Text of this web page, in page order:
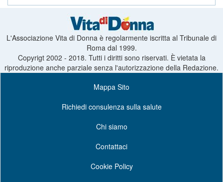
L'Associazione Vita di Donna è regolarmente iscritta al Tribunale di
Roma dal 1999.
Copyrigt 2002 - 2018. Tutti i diritti sono riservati. È vietata la
riproduzione anche parziale senza l'autorizzazione della Redazione.
Mappa Sito
Richiedi consulenza sulla salute
Chi siamo
Contattaci
Cookie Policy